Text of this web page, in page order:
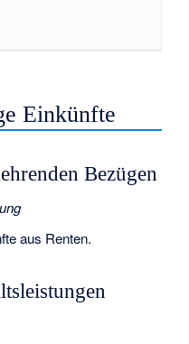
Einkünfte
Bezügen
aus Renten.